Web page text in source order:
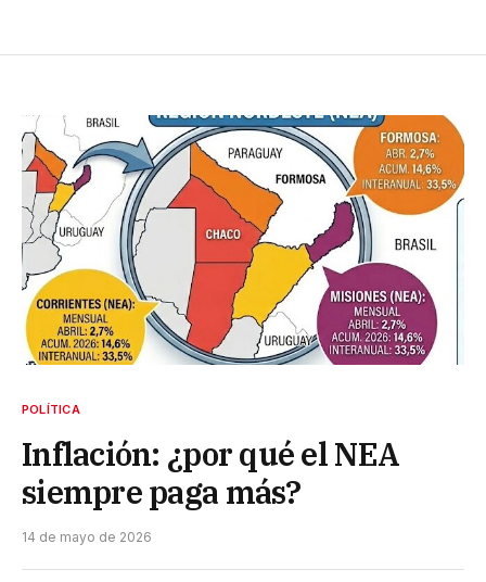
POLÍTICA
Inflación: ¿por qué el NEA
siempre paga más?
14 de mayo de 2026